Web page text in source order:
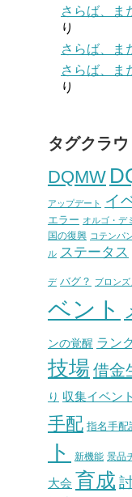
さらば、ま
り
さらば、ま
さらば、ま
り
タグクラウ
DQMW
アップデート イ
エラー オルゴ・デ
国の復興 コテンパ
ル ステータス
デ バグ？ ブロン
ベント
ンの覚醒 ラン
技場 借金
り 収集イベント
手配 指名手配
ト
新機能 景品
大会 育成